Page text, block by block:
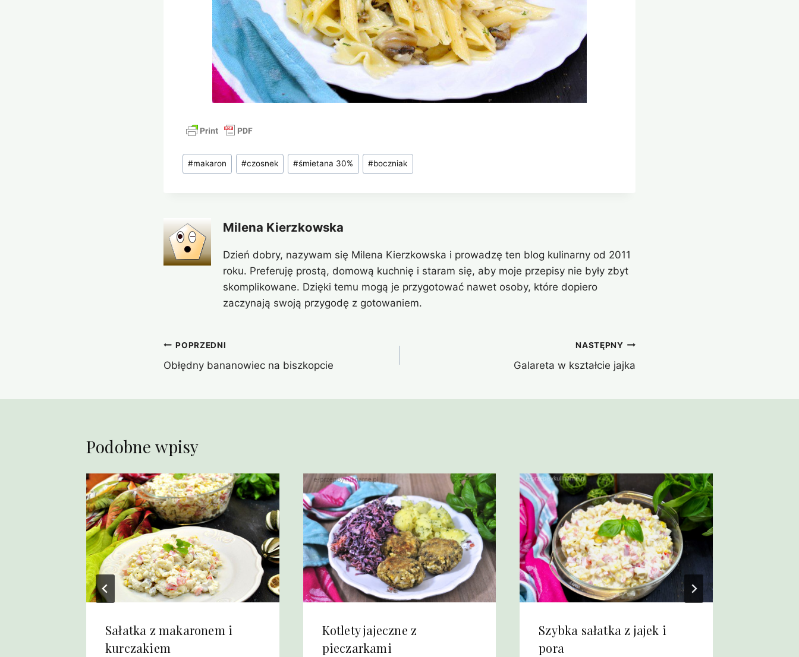
Tagi
wpisu:
#makaron #czosnek #śmietana 30% #boczniak
Milena Kierzkowska
Dzień dobry, nazywam się Milena Kierzkowska i prowadzę ten blog kulinarny od 2011
roku. Preferuję prostą, domową kuchnię i staram się, aby moje przepisy nie były zbyt
skomplikowane. Dzięki temu mogą je przygotować nawet osoby, które dopiero
zaczynają swoją przygodę z gotowaniem.
Nawigacja
wpisu
POPRZEDNI
Obłędny bananowiec na biszkopcie
NASTĘPNY
Galareta w kształcie jajka
Podobne wpisy
Sałatka z makaronem i
kurczakiem
Kotlety jajeczne z
pieczarkami
Szybka sałatka z jajek i
pora